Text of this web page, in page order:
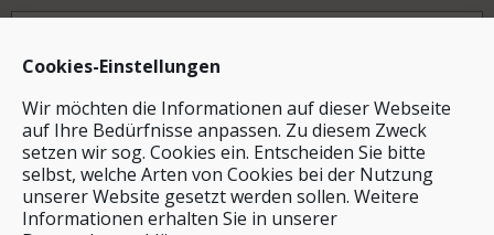
Cookies-Einstellungen
Wir möchten die Informationen auf dieser Webseite
auf Ihre Bedürfnisse anpassen. Zu diesem Zweck
setzen wir sog. Cookies ein. Entscheiden Sie bitte
selbst, welche Arten von Cookies bei der Nutzung
unserer Website gesetzt werden sollen. Weitere
Informationen erhalten Sie in unserer
Archiv
Stichwortsuche